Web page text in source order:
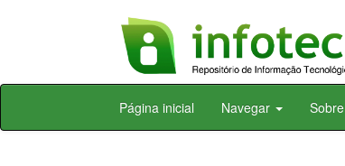
Skip
Página inicial Navegar Sobre